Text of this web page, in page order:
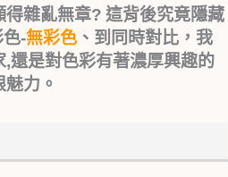
得雜亂無章? 這背後究竟隱藏
色-無彩色 、到同時對比，我
還是對色彩有著濃厚興趣的
力。